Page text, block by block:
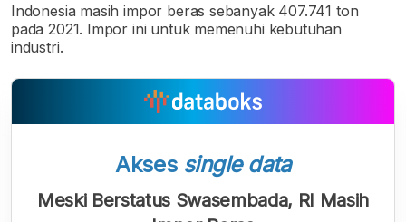
Indonesia masih impor beras sebanyak 407.741 ton
pada 2021. Impor ini untuk memenuhi kebutuhan
industri.
Akses single data
Meski Berstatus Swasembada, RI Masih